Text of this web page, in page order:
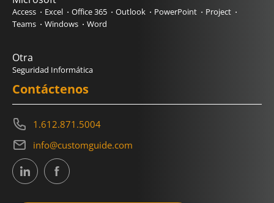
Access Excel Office 365 Outlook PowerPoint
Project
Teams
Windows Word
Otra
Seguridad Informática
Contáctenos
1.612.871.5004
info@customguide.com